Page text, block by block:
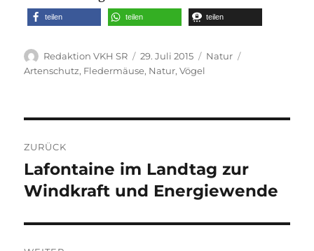
teilen teilen teilen
Autor
Redaktion VKH SR
Veröffentlicht
am
29. Juli 2015 Kategorien
Natur
Artenschutz, Fledermäuse, Natur,Vögel
ZURÜCK
Vorheriger
Beitrag:
Lafontaine im Landtag zur
Windkraft und Energiewende